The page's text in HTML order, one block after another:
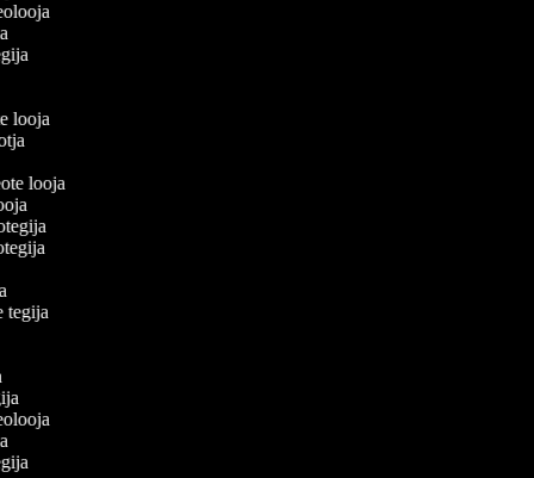
looja
looja
tegija